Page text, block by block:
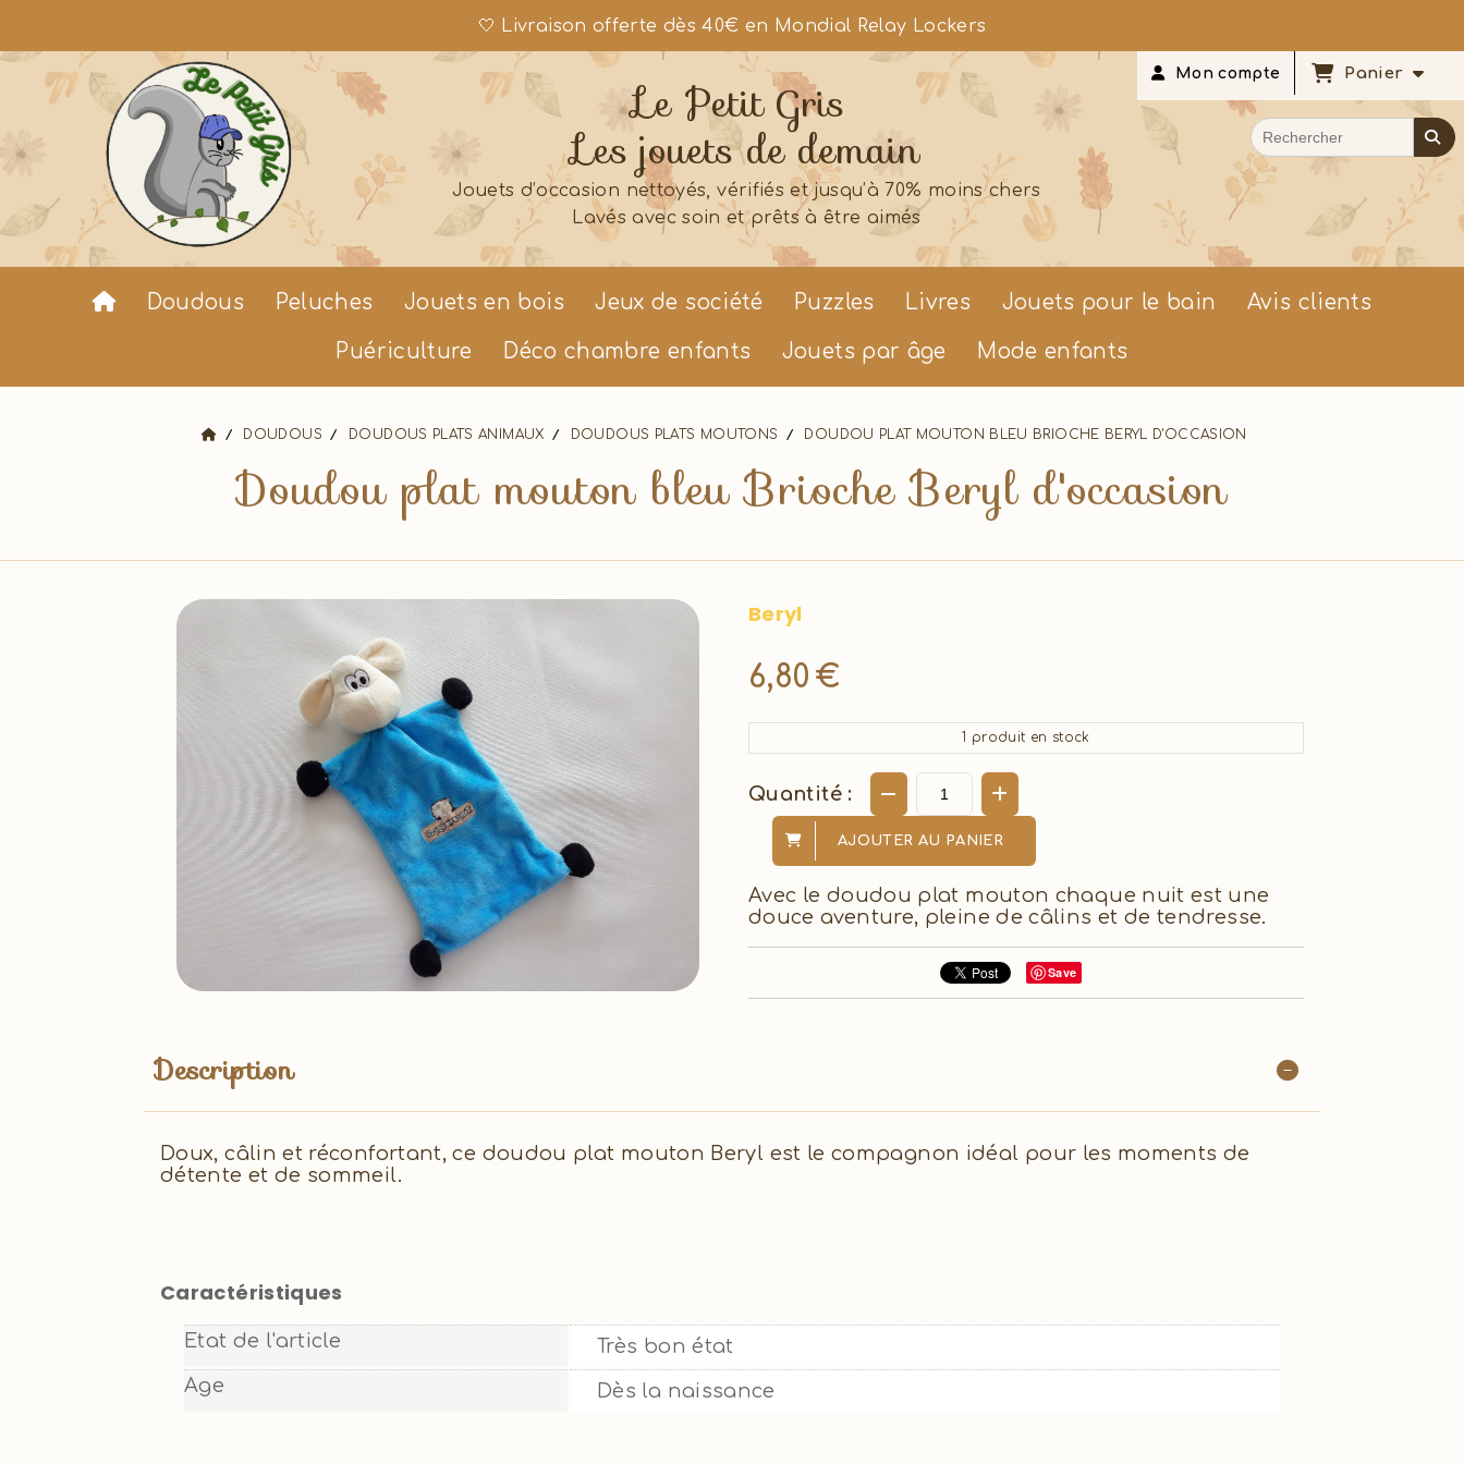
🤍 Livraison offerte dès 40€ en Mondial Relay Lockers
Le Petit Gris
Les jouets de demain
Jouets d’occasion nettoyés, vérifiés et jusqu’à 70% moins chers
Lavés avec soin et prêts à être aimés
Mon compte Panier
Doudous Peluches Jouets en bois Jeux de société Puzzles Livres Jouets pour le bain Avis clients
Puériculture Déco chambre enfants Jouets par âge Mode enfants
DOUDOUS DOUDOUS PLATS ANIMAUX DOUDOUS PLATS MOUTONS DOUDOU PLAT MOUTON BLEU BRIOCHE BERYL D'OCCASION
Doudou plat mouton bleu Brioche Beryl d'occasion
Beryl
6,80 €
1 produit en stock
Quantité :
AJOUTER AU PANIER
Avec le doudou plat mouton chaque nuit est une
douce aventure, pleine de câlins et de tendresse.
Save
Description
Doux, câlin et réconfortant, ce doudou plat mouton Beryl est le compagnon idéal pour les moments de
détente et de sommeil.
Caractéristiques
Etat de l'article
Très bon état
Age
Dès la naissance